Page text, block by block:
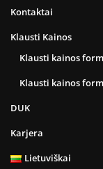
Kontaktai
Klausti Kainos
Klausti kainos
Klausti kainos
DUK
Karjera
Lietuviškai